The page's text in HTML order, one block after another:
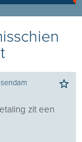
zit een